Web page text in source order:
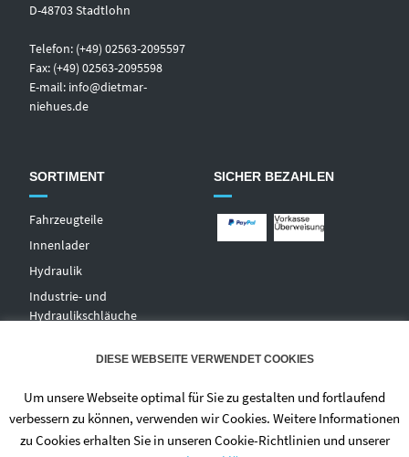
D-48703 Stadtlohn
Telefon: (+49) 02563-2095597
Fax: (+49) 02563-2095598
E-mail: info@dietmar-
niehues.de
SORTIMENT
Fahrzeugteile
Innenlader
Hydraulik
Industrie- und
Hydraulikschläuche
Zentralschmierungen
Hochdruckwaschgeräte und
SICHER BEZAHLEN
DIESE WEBSEITE VERWENDET COOKIES
Um unsere Webseite optimal für Sie zu gestalten und fortlaufend
verbessern zu können, verwenden wir Cookies. Weitere Informationen
zu Cookies erhalten Sie in unseren Cookie-Richtlinien und unserer